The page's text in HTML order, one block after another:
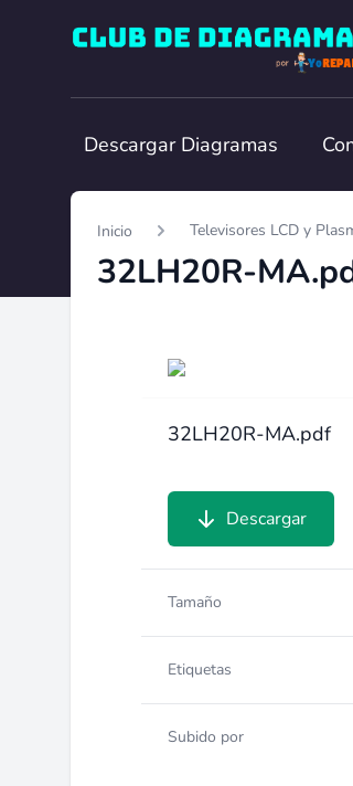
Club de Diagramas
Descargar Diagramas
Inicio Televisores LCD y
32LH20R-
32LH20R-MA.pdf
Descargar
Tamaño
Etiquetas
Subido por